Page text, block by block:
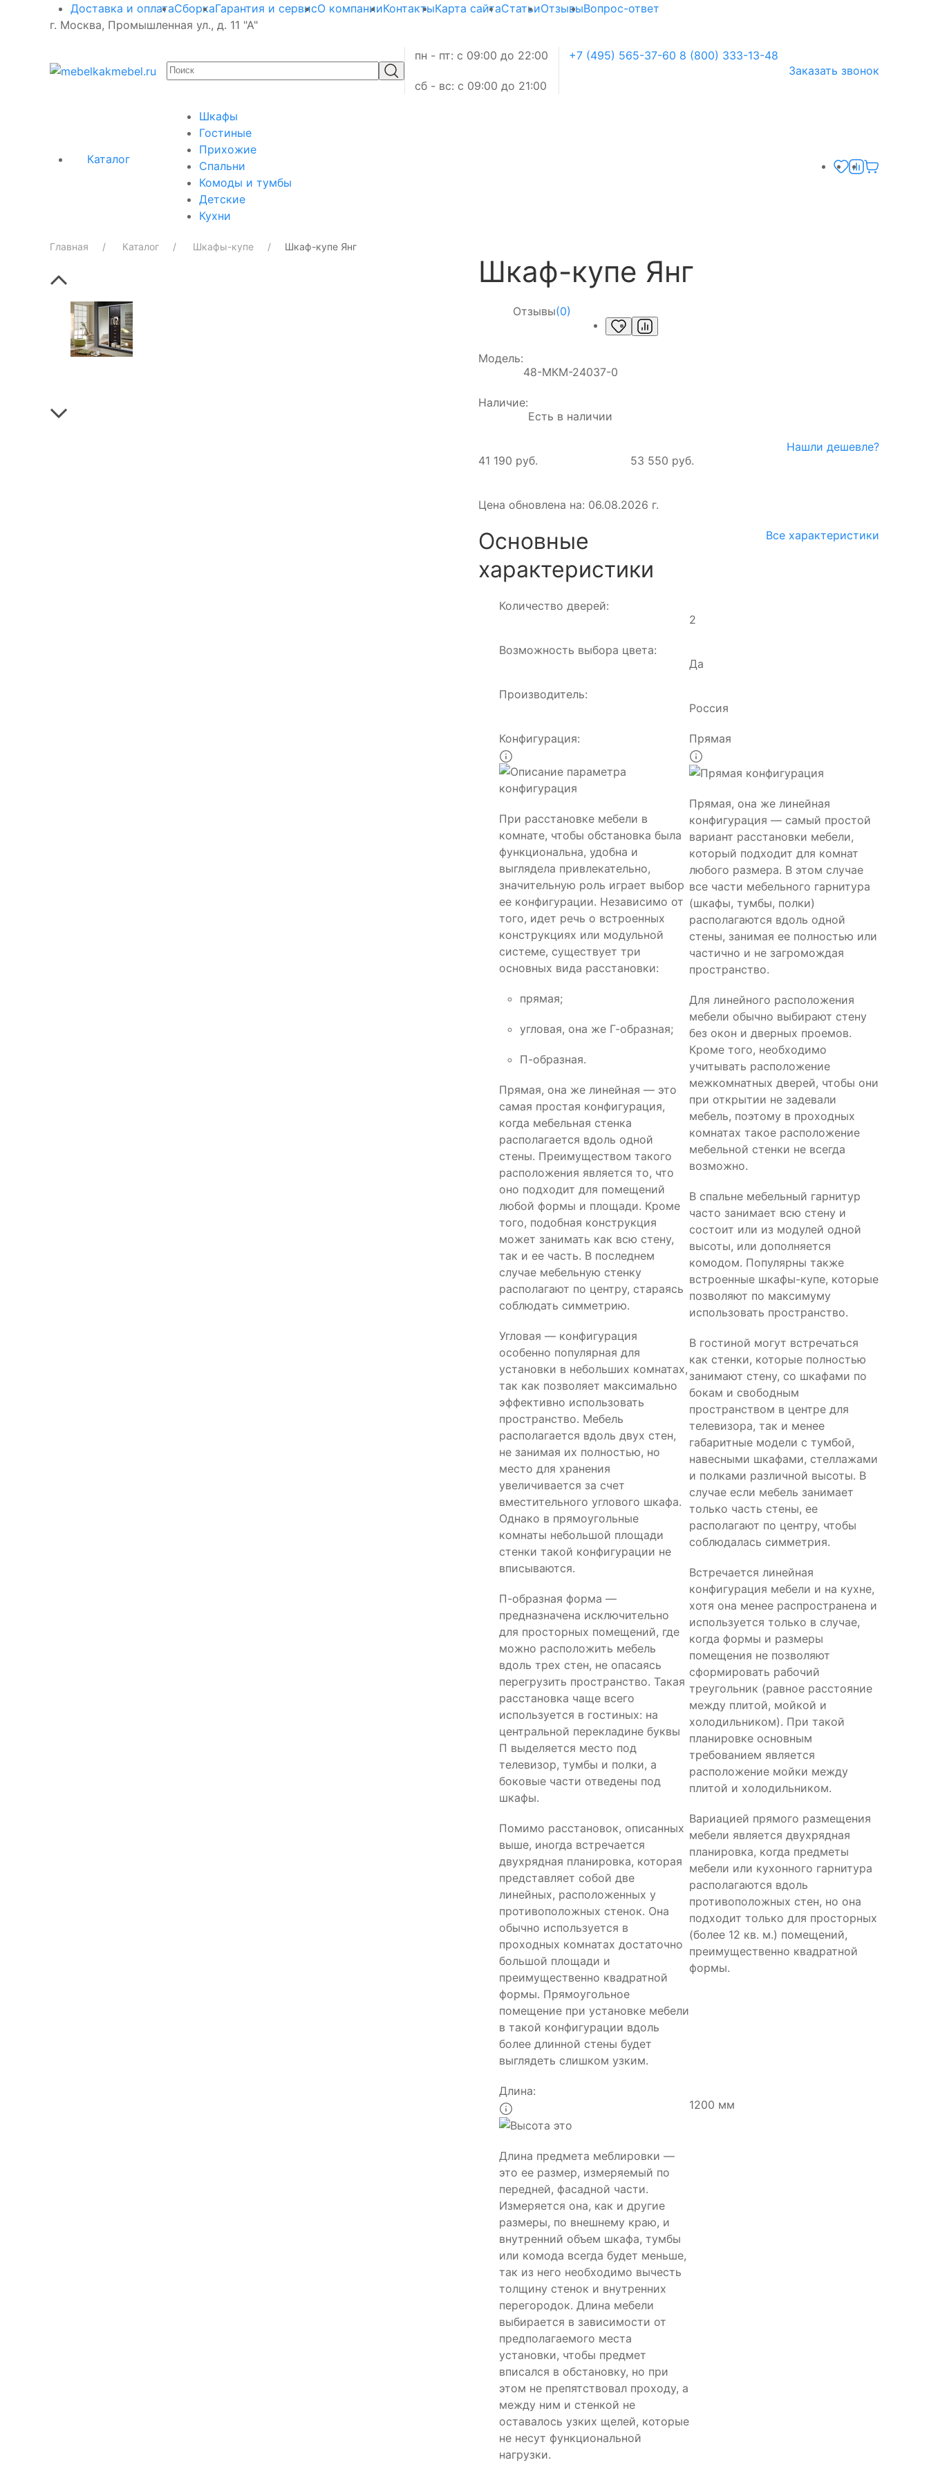
Доставка и оплатаСборкаГарантия и сервисО компанииКонтактыКарта сайтаСтатьиОтзывыВопрос-ответ
г. Москва, Промышленная ул., д. 11 "А"
пн - пт: с 09:00 до 22:00
сб - вс: с 09:00 до 21:00
+7 (495) 565-37-60 8 (800) 333-13-48
Заказать звонок
Каталог
Шкафы
Гостиные
Прихожие
Спальни
Комоды и тумбы
Детские
Кухни
Главная Каталог Шкафы-купе Шкаф-купе Янг
Шкаф-купе Янг
Отзывы(0)
Модель:
48-МКМ-24037-0
Наличие:
Есть в наличии
41 190 руб. 53 550 руб.
Нашли дешевле?
Цена обновлена на: 06.08.2026 г.
Основные
характеристики
Все характеристики
Количество дверей:
2
Возможность выбора цвета:
Да
Производитель:
Россия
Конфигурация:
При расстановке мебели в
комнате, чтобы обстановка была
функциональна, удобна и
выглядела привлекательно,
значительную роль играет выбор
ее конфигурации. Независимо от
того, идет речь о встроенных
конструкциях или модульной
системе, существует три
основных вида расстановки:
прямая;
угловая, она же Г-образная;
П-образная.
Прямая, она же линейная — это
самая простая конфигурация,
когда мебельная стенка
располагается вдоль одной
стены. Преимуществом такого
расположения является то, что
оно подходит для помещений
любой формы и площади. Кроме
того, подобная конструкция
может занимать как всю стену,
так и ее часть. В последнем
случае мебельную стенку
располагают по центру, стараясь
соблюдать симметрию.
Угловая — конфигурация
особенно популярная для
установки в небольших комнатах,
так как позволяет максимально
эффективно использовать
пространство. Мебель
располагается вдоль двух стен,
не занимая их полностью, но
место для хранения
увеличивается за счет
вместительного углового шкафа.
Однако в прямоугольные
комнаты небольшой площади
стенки такой конфигурации не
вписываются.
П-образная форма —
предназначена исключительно
для просторных помещений, где
можно расположить мебель
вдоль трех стен, не опасаясь
перегрузить пространство. Такая
расстановка чаще всего
используется в гостиных: на
центральной перекладине буквы
П выделяется место под
телевизор, тумбы и полки, а
боковые части отведены под
шкафы.
Помимо расстановок, описанных
выше, иногда встречается
двухрядная планировка, которая
представляет собой две
линейных, расположенных у
противоположных стенок. Она
обычно используется в
проходных комнатах достаточно
большой площади и
преимущественно квадратной
формы. Прямоугольное
помещение при установке мебели
в такой конфигурации вдоль
более длинной стены будет
выглядеть слишком узким.
Прямая
Прямая, она же линейная
конфигурация — самый простой
вариант расстановки мебели,
который подходит для комнат
любого размера. В этом случае
все части мебельного гарнитура
(шкафы, тумбы, полки)
располагаются вдоль одной
стены, занимая ее полностью или
частично и не загромождая
пространство.
Для линейного расположения
мебели обычно выбирают стену
без окон и дверных проемов.
Кроме того, необходимо
учитывать расположение
межкомнатных дверей, чтобы они
при открытии не задевали
мебель, поэтому в проходных
комнатах такое расположение
мебельной стенки не всегда
возможно.
В спальне мебельный гарнитур
часто занимает всю стену и
состоит или из модулей одной
высоты, или дополняется
комодом. Популярны также
встроенные шкафы-купе, которые
позволяют по максимуму
использовать пространство.
В гостиной могут встречаться
как стенки, которые полностью
занимают стену, со шкафами по
бокам и свободным
пространством в центре для
телевизора, так и менее
габаритные модели с тумбой,
навесными шкафами, стеллажами
и полками различной высоты. В
случае если мебель занимает
только часть стены, ее
располагают по центру, чтобы
соблюдалась симметрия.
Встречается линейная
конфигурация мебели и на кухне,
хотя она менее распространена и
используется только в случае,
когда формы и размеры
помещения не позволяют
сформировать рабочий
треугольник (равное расстояние
между плитой, мойкой и
холодильником). При такой
планировке основным
требованием является
расположение мойки между
плитой и холодильником.
Вариацией прямого размещения
мебели является двухрядная
планировка, когда предметы
мебели или кухонного гарнитура
располагаются вдоль
противоположных стен, но она
подходит только для просторных
(более 12 кв. м.) помещений,
преимущественно квадратной
формы.
Длина:
Длина предмета меблировки —
это ее размер, измеряемый по
передней, фасадной части.
Измеряется она, как и другие
размеры, по внешнему краю, и
внутренний объем шкафа, тумбы
или комода всегда будет меньше,
так из него необходимо вычесть
толщину стенок и внутренних
перегородок. Длина мебели
выбирается в зависимости от
предполагаемого места
установки, чтобы предмет
вписался в обстановку, но при
этом не препятствовал проходу, а
между ним и стенкой не
оставалось узких щелей, которые
не несут функциональной
нагрузки.
1200 мм